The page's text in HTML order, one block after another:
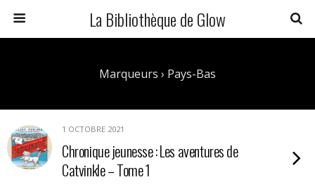
La Bibliothèque de Glow
Marqueurs › Pays-Bas
1 OCTOBRE 2021
Chronique jeunesse : Les aventures de
Catvinkle – Tome 1